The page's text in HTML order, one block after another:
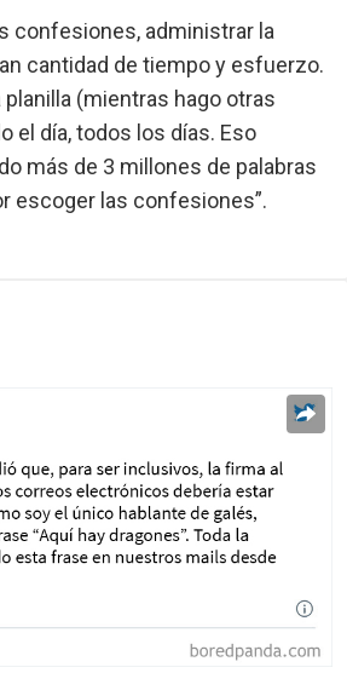
confesiones, administrar la
cantidad de tiempo y esfuerzo.
planilla (mientras hago otras
el día, todos los días. Eso
más de 3 millones de palabras
escoger las confesiones”.